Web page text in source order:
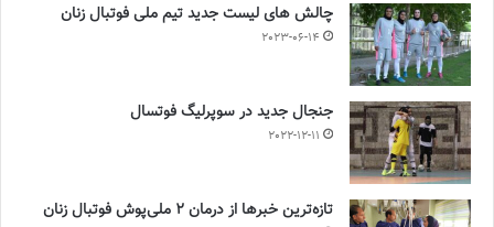
چالش هاى ليست جدید تيم ملى فوتبال زنان
2023-06-14
جنجال جدید در سوپرلیگ فوتسال
2022-12-11
تازه‌ترین خبرها از درمان ۲ ملی‌پوش فوتبال زنان